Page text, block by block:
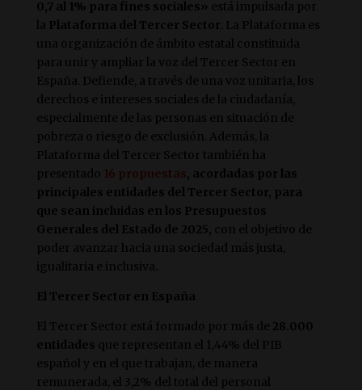
0,7 al 1% para fines sociales» está impulsada por
la Plataforma del Tercer Sector . La Plataforma es
una organización de ámbito estatal constituida
para unir y ampliar la voz del Tercer Sector en
España. Defiende, a través de una voz unitaria, los
derechos e intereses sociales de la ciudadanía,
especialmente de las personas en situación de
pobreza o riesgo de exclusión. Además, la
Plataforma del Tercer Sector también ha
presentado 16 propuestas , acordadas por las
principales entidades del Tercer Sector, para
que sean incluidas en los Presupuestos
Generales del Estado de 2025, con el objetivo de
poder avanzar hacia una sociedad más justa,
igualitaria e inclusiva.
El Tercer Sector en España
El Tercer Sector está formado por más de 28.000
entidades que representan el 1,44% del PIB
español y en el que trabajan, de manera
remunerada, el 3,2% del total del personal